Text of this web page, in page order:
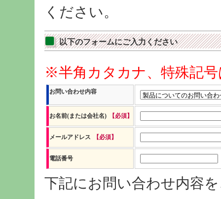
ください。
以下のフォームにご入力ください
※半角カタカナ、特殊記
お問い合わせ内容
お名前(または会社名) 【必須】
メールアドレス 【必須】
電話番号
下記にお問い合わせ内容